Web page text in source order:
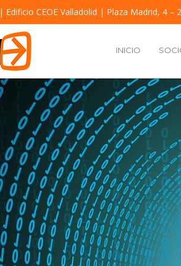
| Edificio CEOE Valladolid | Plaza Madrid, 4 –
INICIO